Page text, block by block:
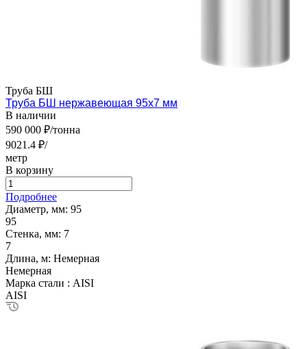
Труба БШ
Труба БШ нержавеющая 95х7 мм
В наличии
590 000 ₽/тонна
9021.4 ₽/
метр
В корзину
Подробнее
Диаметр, мм: 95
95
Стенка, мм: 7
7
Длина, м: Немерная
Немерная
Марка стали : AISI
AISI